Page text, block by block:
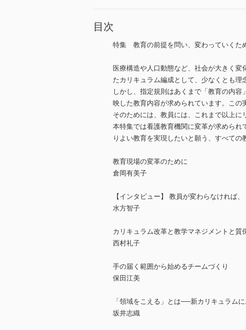
目次
特集 教育の前提を問い、変わっていく
医療構造や人口動態など、社会が大きく
たカリキュラム編成として、少なくとも理
しかし、指定規則はあくまで「教育の内
映した教育内容が求められています。この
そのためには、教員には、これまで以上に
本特集では看護教育機関に変革が求められ
りよい教育を実現したいと願う、すべての
教育現場の変革のために
倉岡有美子
【インタビュー】 教員が変わらなければ
水方智子
カリキュラム改革と教学マネジメントと
西村礼子
手の届く範囲から始めるチームづくり
保田江美
「領域をこえる」とは──新カリキュラム
坂井志織